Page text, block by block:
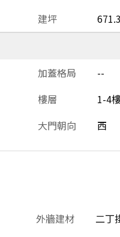
建坪
加蓋格局 --
樓層 1-4
大門朝向 西
外牆建材 二丁